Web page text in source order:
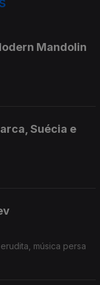
Mandolin
Suécia e
música persa